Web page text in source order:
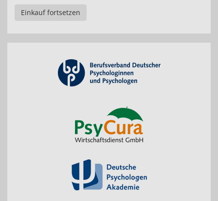
Einkauf fortsetzen